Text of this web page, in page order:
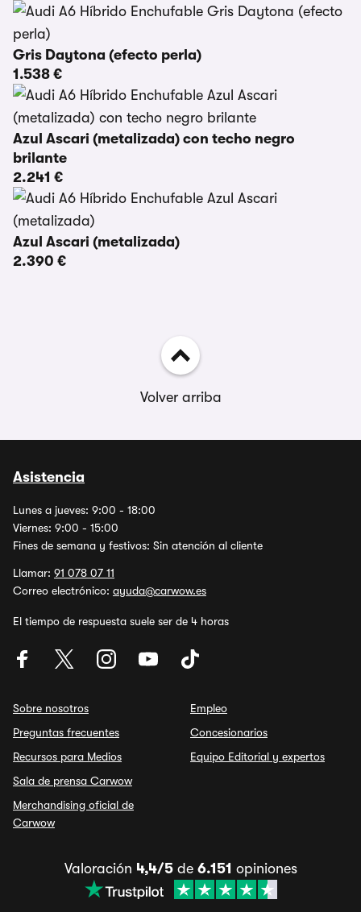
Gris Daytona (efecto perla)
1.538 €
Azul Ascari (metalizada) con techo negro
brilante
2.241 €
Azul Ascari (metalizada)
2.390 €
Volver arriba
Asistencia
Lunes a jueves: 9:00 - 18:00
Viernes: 9:00 - 15:00
Fines de semana y festivos: Sin atención al cliente
Llamar: 91 078 07 11
Correo electrónico: ayuda@carwow.es
El tiempo de respuesta suele ser de 4 horas
Sobre nosotros
Preguntas frecuentes
Recursos para Medios
Sala de prensa Carwow
Merchandising oficial de
Carwow
Empleo
Concesionarios
Equipo Editorial y expertos
Valoración 4,4/5de 6.151 opiniones